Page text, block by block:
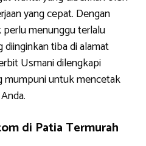
yang cepat. Dengan
perlu menunggu terlalu
tiba di alamat
Usmani dilengkapi
mumpuni untuk mencetak
di Patia Termurah